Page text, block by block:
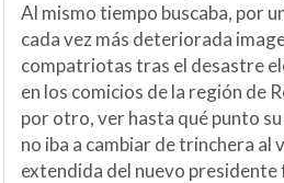
Al mismo tiempo buscaba, por
cada vez más deteriorada
compatriotas tras el desastre
en los comicios de la región de
por otro, ver hasta qué punto
no iba a cambiar de trinchera al
extendida del nuevo presidente